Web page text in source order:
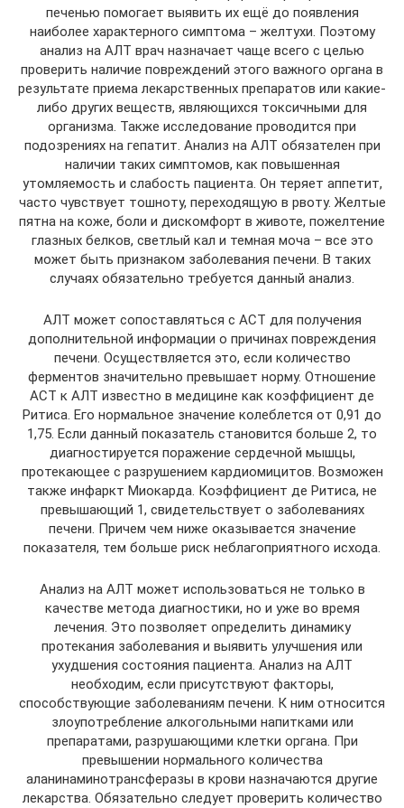
печенью помогает выявить их ещё до появления
наиболее характерного симптома – желтухи. Поэтому
анализ на АЛТ врач назначает чаще всего с целью
проверить наличие повреждений этого важного органа в
результате приема лекарственных препаратов или какие-
либо других веществ, являющихся токсичными для
организма. Также исследование проводится при
подозрениях на гепатит. Анализ на АЛТ обязателен при
наличии таких симптомов, как повышенная
утомляемость и слабость пациента. Он теряет аппетит,
часто чувствует тошноту, переходящую в рвоту. Желтые
пятна на коже, боли и дискомфорт в животе, пожелтение
глазных белков, светлый кал и темная моча – все это
может быть признаком заболевания печени. В таких
случаях обязательно требуется данный анализ.
АЛТ может сопоставляться с АСТ для получения
дополнительной информации о причинах повреждения
печени. Осуществляется это, если количество
ферментов значительно превышает норму. Отношение
АСТ к АЛТ известно в медицине как коэффициент де
Ритиса. Его нормальное значение колеблется от 0,91 до
1,75. Если данный показатель становится больше 2, то
диагностируется поражение сердечной мышцы,
протекающее с разрушением кардиомицитов. Возможен
также инфаркт Миокарда. Коэффициент де Ритиса, не
превышающий 1, свидетельствует о заболеваниях
печени. Причем чем ниже оказывается значение
показателя, тем больше риск неблагоприятного исхода.
Анализ на АЛТ может использоваться не только в
качестве метода диагностики, но и уже во время
лечения. Это позволяет определить динамику
протекания заболевания и выявить улучшения или
ухудшения состояния пациента. Анализ на АЛТ
необходим, если присутствуют факторы,
способствующие заболеваниям печени. К ним относится
злоупотребление алкогольными напитками или
препаратами, разрушающими клетки органа. При
превышении нормального количества
аланинаминотрансферазы в крови назначаются другие
лекарства. Обязательно следует проверить количество